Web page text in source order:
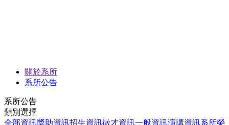
關於系所
系所公告
系所公告
類別選擇
全部資訊獎助資訊招生資訊徵才資訊一般資訊演講資訊系所榮